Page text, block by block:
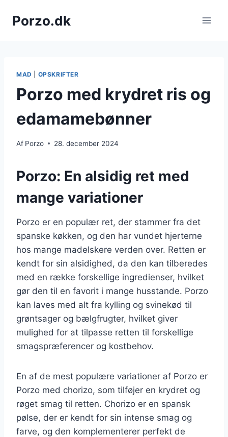
Porzo.dk
MAD OPSKRIFTER
Porzo med krydret ris og
edamamebønner
Af Porzo 28. december 2024
Porzo: En alsidig ret med
mange variationer
Porzo er en populær ret, der stammer fra det
spanske køkken, og den har vundet hjerterne
hos mange madelskere verden over. Retten er
kendt for sin alsidighed, da den kan tilberedes
med en række forskellige ingredienser, hvilket
gør den til en favorit i mange husstande. Porzo
kan laves med alt fra kylling og svinekød til
grøntsager og bælgfrugter, hvilket giver
mulighed for at tilpasse retten til forskellige
smagspræferencer og kostbehov.
En af de mest populære variationer af Porzo er
Porzo med chorizo, som tilføjer en krydret og
røget smag til retten. Chorizo er en spansk
pølse, der er kendt for sin intense smag og
farve, og den komplementerer perfekt de